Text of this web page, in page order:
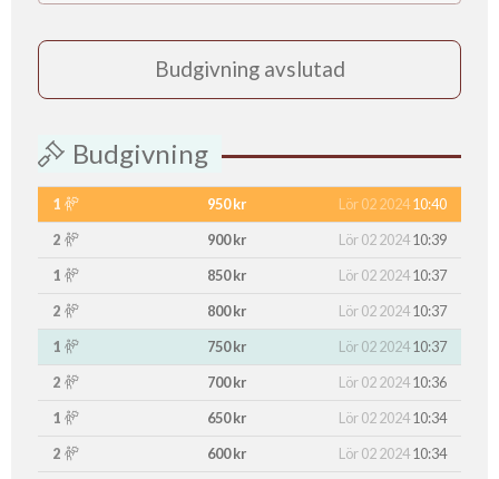
Budgivning avslutad
Budgivning
1 950 kr Lör 02 202410:40
2
900 kr Lör 02 202410:39
1
850 kr Lör 02 202410:37
2
800 kr Lör 02 202410:37
1
750 kr Lör 02 202410:37
2
700 kr Lör 02 202410:36
1
650 kr Lör 02 202410:34
2
600 kr Lör 02 202410:34